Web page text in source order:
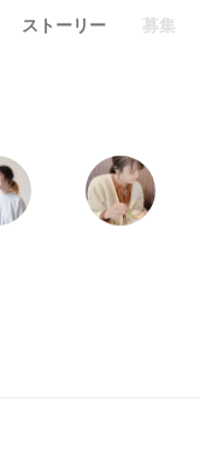
ストーリー 募集